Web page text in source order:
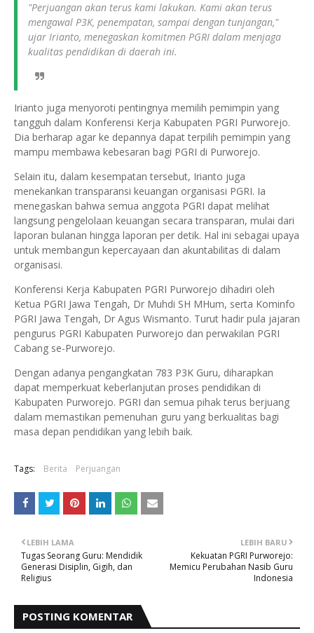
"Perjuangan akan terus kami lakukan. Kami akan terus
mengawal P3K, penempatan, sampai dengan tunjangan,"
ujar Irianto, menegaskan komitmen PGRI dalam menjaga
kualitas pendidikan di daerah ini.
Irianto juga menyoroti pentingnya memilih pemimpin yang
tangguh dalam Konferensi Kerja Kabupaten PGRI Purworejo.
Dia berharap agar ke depannya dapat terpilih pemimpin yang
mampu membawa kebesaran bagi PGRI di Purworejo.
Selain itu, dalam kesempatan tersebut, Irianto juga
menekankan transparansi keuangan organisasi PGRI. Ia
menegaskan bahwa semua anggota PGRI dapat melihat
langsung pengelolaan keuangan secara transparan, mulai dari
laporan bulanan hingga laporan per detik. Hal ini sebagai upaya
untuk membangun kepercayaan dan akuntabilitas di dalam
organisasi.
Konferensi Kerja Kabupaten PGRI Purworejo dihadiri oleh
Ketua PGRI Jawa Tengah, Dr Muhdi SH MHum, serta Kominfo
PGRI Jawa Tengah, Dr Agus Wismanto. Turut hadir pula jajaran
pengurus PGRI Kabupaten Purworejo dan perwakilan PGRI
Cabang se-Purworejo.
Dengan adanya pengangkatan 783 P3K Guru, diharapkan
dapat memperkuat keberlanjutan proses pendidikan di
Kabupaten Purworejo. PGRI dan semua pihak terus berjuang
dalam memastikan pemenuhan guru yang berkualitas bagi
masa depan pendidikan yang lebih baik.
Tags: Berita Perjuangan
LEBIH BARU
Kekuatan PGRI Purworejo:
Memicu Perubahan Nasib Guru
Indonesia
LEBIH LAMA
Tugas Seorang Guru: Mendidik
Generasi Disiplin, Gigih, dan
Religius
POSTING KOMENTAR